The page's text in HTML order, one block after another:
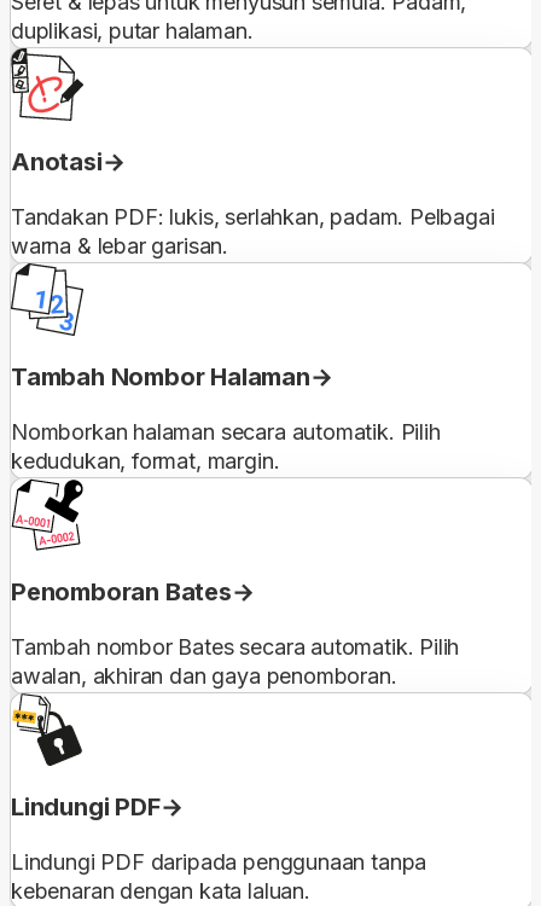
duplikasi, putar halaman.
Anotasi
Tandakan PDF: lukis, serlahkan, padam. Pelbagai
warna & lebar garisan.
Tambah Nombor Halaman
Nomborkan halaman secara automatik. Pilih
kedudukan, format, margin.
Penomboran Bates
Tambah nombor Bates secara automatik. Pilih
awalan, akhiran dan gaya penomboran.
Lindungi PDF
Lindungi PDF daripada penggunaan tanpa
kebenaran dengan kata laluan.